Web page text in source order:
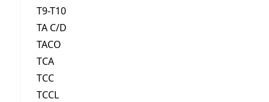
T9-T10
TA C/D
TACO
TCA
TCC
TCCL